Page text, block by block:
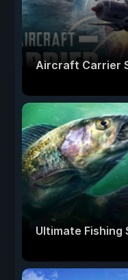
Aircraft Carrier
Ultimate Fishing